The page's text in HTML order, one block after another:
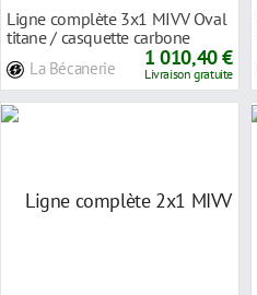
Ligne complète 3x1 MIVV Oval
titane / casquette carbone
La Bécanerie 1 010,40 €
Livraison gratuite